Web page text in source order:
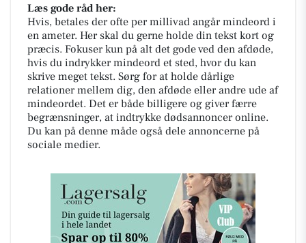
Læs gode råd her:
Hvis, betales der ofte per millivad angår mindeord i
en ameter. Her skal du gerne holde din tekst kort og
præcis. Fokuser kun på alt det gode ved den afdøde,
hvis du indrykker mindeord et sted, hvor du kan
skrive meget tekst. Sørg for at holde dårlige
relationer mellem dig, den afdøde eller andre ude af
mindeordet. Det er både billigere og giver færre
begrænsninger, at indtrykke dødsannoncer online.
Du kan på denne måde også dele annoncerne på
sociale medier.